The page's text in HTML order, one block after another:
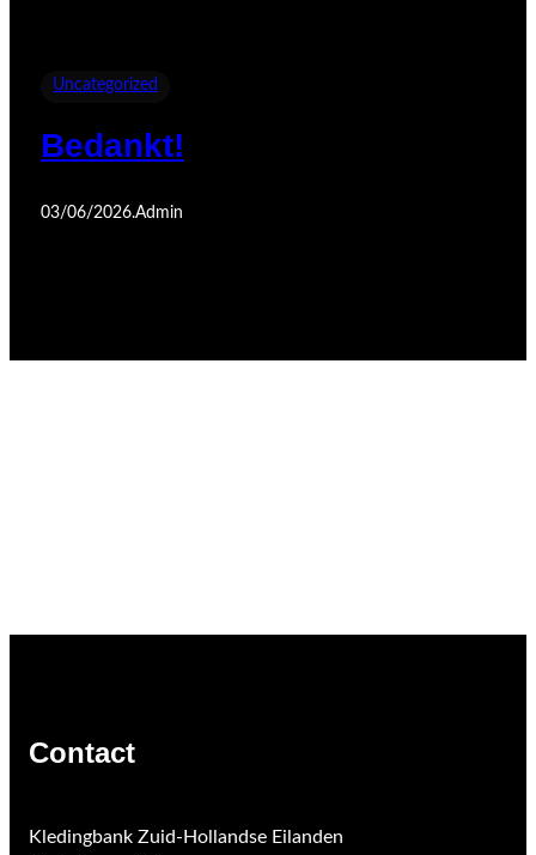
Uncategorized
Bedankt!
03/06/2026.Admin
Contact
Kledingbank Zuid-Hollandse Eilanden